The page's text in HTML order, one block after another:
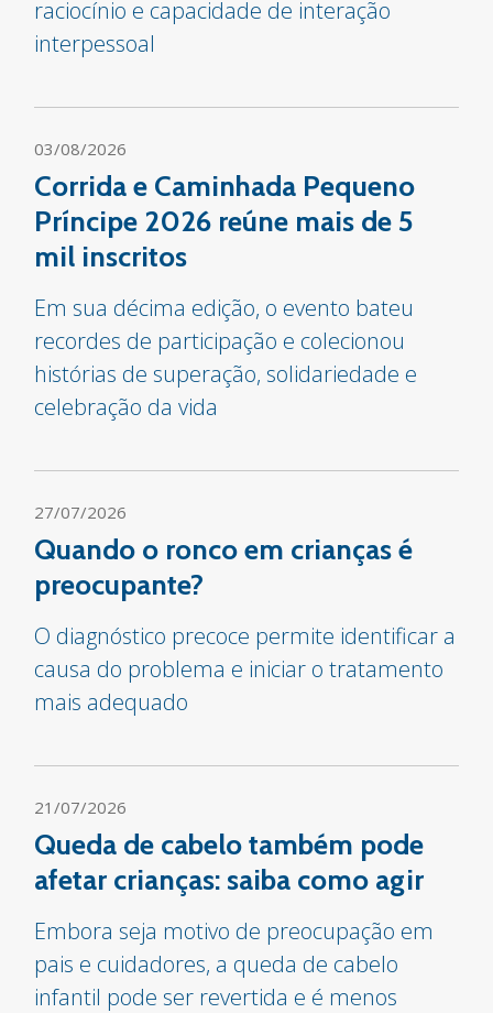
raciocínio e capacidade de interação
interpessoal
03/08/2026
Corrida e Caminhada Pequeno
Príncipe 2026 reúne mais de 5
mil inscritos
Em sua décima edição, o evento bateu
recordes de participação e colecionou
histórias de superação, solidariedade e
celebração da vida
27/07/2026
Quando o ronco em crianças é
preocupante?
O diagnóstico precoce permite identificar a
causa do problema e iniciar o tratamento
mais adequado
21/07/2026
Queda de cabelo também pode
afetar crianças: saiba como agir
Embora seja motivo de preocupação em
pais e cuidadores, a queda de cabelo
infantil pode ser revertida e é menos